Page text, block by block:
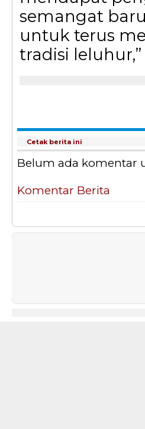
semangat
untuk terus
tradisi
Cetak berita ini
Belum ada komentar
Komentar Berita